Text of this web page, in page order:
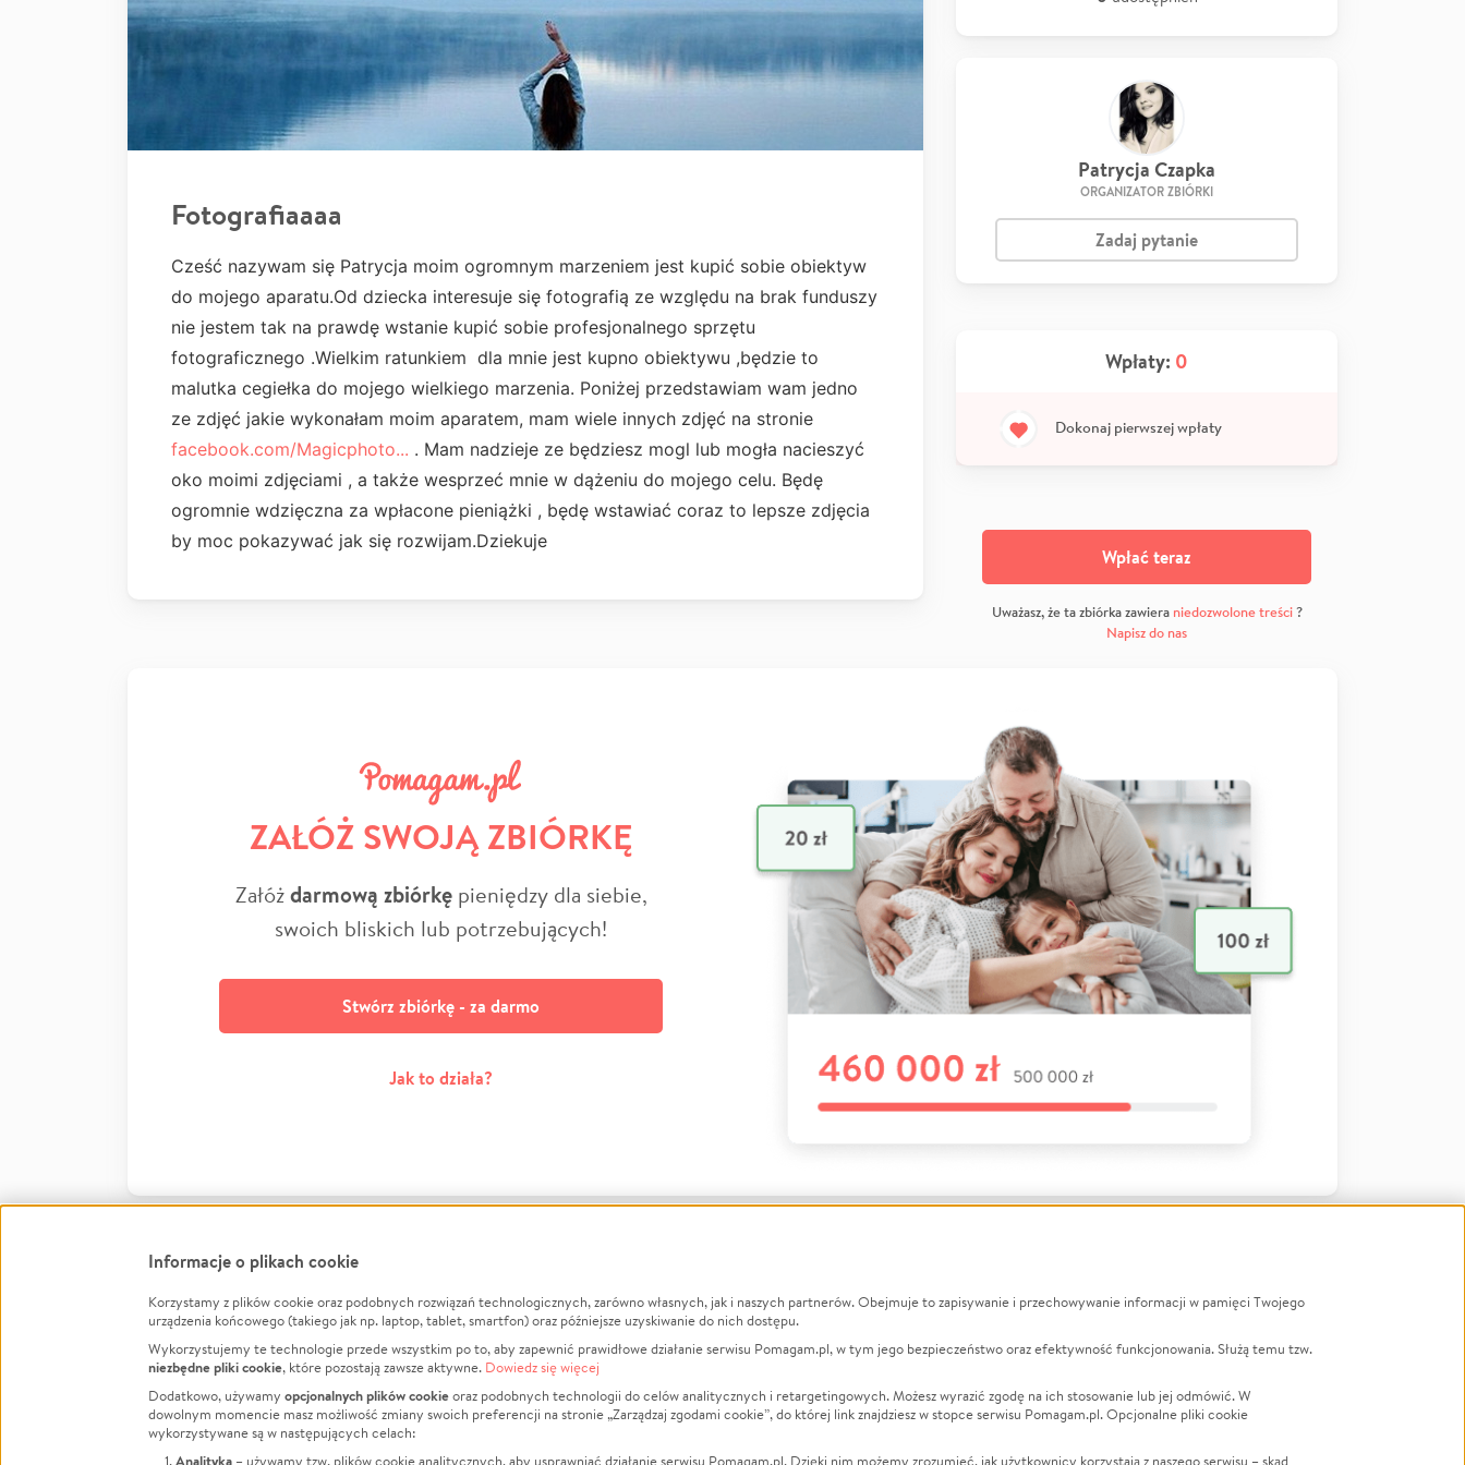
Fotografiaaaa
Cześć nazywam się Patrycja moim ogromnym marzeniem jest kupić sobie obiektyw
do mojego aparatu.Od dziecka interesuje się fotografią ze względu na brak funduszy
nie jestem tak na prawdę wstanie kupić sobie profesjonalnego sprzętu
fotograficznego .Wielkim ratunkiem dla mnie jest kupno obiektywu ,będzie to
malutka cegiełka do mojego wielkiego marzenia. Poniżej przedstawiam wam jedno
ze zdjęć jakie wykonałam moim aparatem, mam wiele innych zdjęć na stronie
facebook.com/Magicphoto... . Mam nadzieje ze będziesz mogl lub mogła nacieszyć
oko moimi zdjęciami , a także wesprzeć mnie w dążeniu do mojego celu. Będę
ogromnie wdzięczna za wpłacone pieniążki , będę wstawiać coraz to lepsze zdjęcia
by moc pokazywać jak się rozwijam.Dziekuje
Patrycja Czapka
ORGANIZATOR ZBIÓRKI
Zadaj pytanie
Wpłaty: 0
Dokonaj pierwszej wpłaty
Wpłać teraz
Uważasz, że ta zbiórka zawiera niedozwolone treści?
Napisz do nas
ZAŁÓŻ SWOJĄ ZBIÓRKĘ
Załóżdarmową zbiórkępieniędzy dla siebie,
swoich bliskich lub potrzebujących!
Stwórz zbiórkę - za darmo
Jak to działa?
FacebookTwitter Instagram
LinkedInTikTok Youtube
Informacje
Jak to działa?
Regulamin
Polityka Prywatności
O nas
Opinie
Raporty
Za darmo
Zbieraj na
Leczenie
Zwierzęta
Pożar
LGBTQ+
Powódź
Wichura
Informacje o plikach cookie
Korzystamy z plików cookie oraz podobnych rozwiązań technologicznych, zarówno własnych, jak i naszych partnerów. Obejmuje to zapisywanie i przechowywanie informacji w pamięci Twojego
urządzenia końcowego (takiego jak np. laptop, tablet, smartfon) oraz późniejsze uzyskiwanie do nich dostępu.
Wykorzystujemy te technologie przede wszystkim po to, aby zapewnić prawidłowe działanie serwisu Pomagam.pl, w tym jego bezpieczeństwo oraz efektywność funkcjonowania. Służą temu tzw.
niezbędne pliki cookie, które pozostają zawsze aktywne. Dowiedz się więcej
Dodatkowo, używamy opcjonalnych plików cookieoraz podobnych technologii do celów analitycznych i retargetingowych. Możesz wyrazić zgodę na ich stosowanie lub jej odmówić. W
dowolnym momencie masz możliwość zmiany swoich preferencji na stronie „Zarządzaj zgodami cookie”, do której link znajdziesz w stopce serwisu Pomagam.pl. Opcjonalne pliki cookie
wykorzystywane są w następujących celach: